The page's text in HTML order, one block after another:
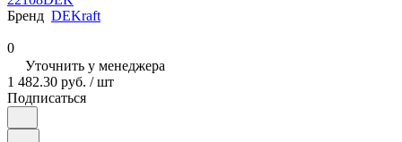
Бренд DEKraft
0
Уточнить у менеджера
1 482.30 руб. / шт
Подписаться